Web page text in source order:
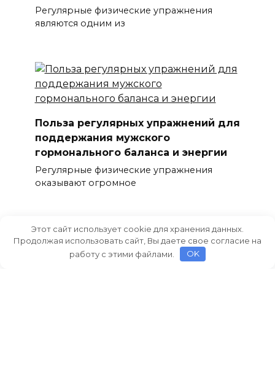
Регулярные физические упражнения
являются одним из
Польза регулярных упражнений для
поддержания мужского
гормонального баланса и энергии
Регулярные физические упражнения
оказывают огромное
Этот сайт использует cookie для хранения данных.
Продолжая использовать сайт, Вы даете свое согласие на
работу с этими файлами.
OK